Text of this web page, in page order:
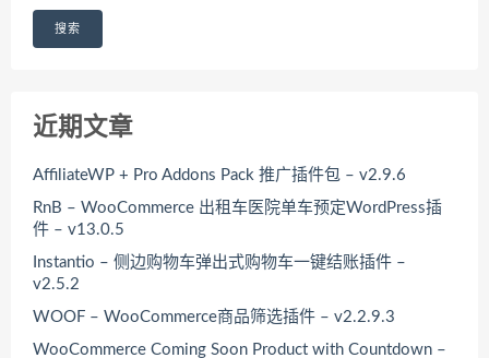
搜索
近期文章
AffiliateWP + Pro Addons Pack 推广插件包 – v2.9.6
RnB – WooCommerce 出租车医院单车预定WordPress插
件 – v13.0.5
Instantio – 侧边购物车弹出式购物车一键结账插件 –
v2.5.2
WOOF – WooCommerce商品筛选插件 – v2.2.9.3
WooCommerce Coming Soon Product with Countdown –